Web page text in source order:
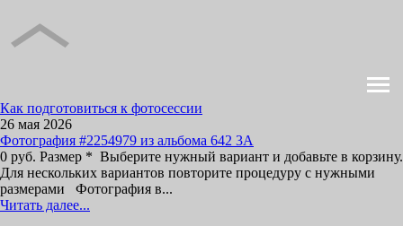
Как подготовиться к фотосессии
26 мая 2026
Фотография #2254979 из альбома 642 3А
0 руб. Размер * Выберите нужный вариант и добавьте в корзину.
Для нескольких вариантов повторите процедуру с нужными
размерами Фотография в...
Читать далее...